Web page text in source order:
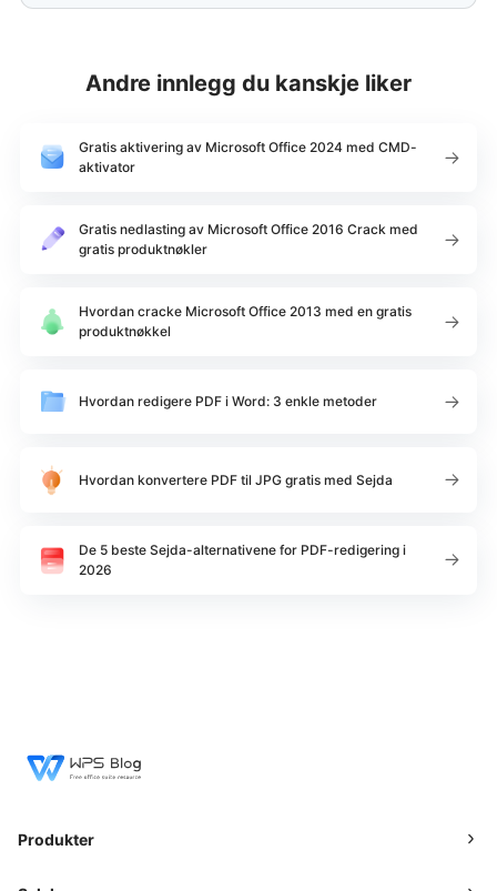
Andre innlegg du kanskje liker
Gratis aktivering av Microsoft Office 2024 med CMD-
aktivator
Gratis nedlasting av Microsoft Office 2016 Crack med
gratis produktnøkler
Hvordan cracke Microsoft Office 2013 med en gratis
produktnøkkel
Hvordan redigere PDF i Word: 3 enkle metoder
Hvordan konvertere PDF til JPG gratis med Sejda
De 5 beste Sejda-alternativene for PDF-redigering i
2026
Produkter